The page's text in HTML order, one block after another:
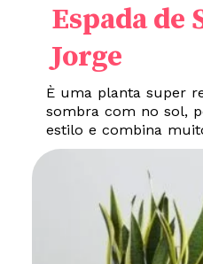
È uma planta super
sombra com no sol,
estilo e combina
Espada de
Jorge